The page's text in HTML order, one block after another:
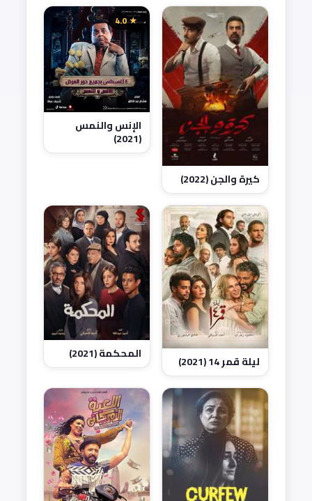
كيرة والجن (2022)
★ 4.0
الإنس والنمس
(2021)
ليلة قمر 14 (2021) المحكمة (2021)